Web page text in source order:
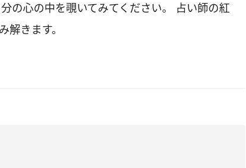
の心の中を覗いてみてください。 占い師の紅
きます。